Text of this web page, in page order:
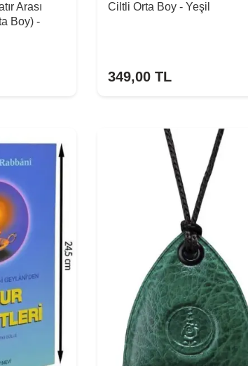
Arası
Boy) -
Ciltli Orta Boy - Yeşil
349,00 TL